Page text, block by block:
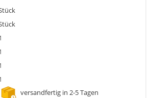
versandfertig in 2-5 Tagen